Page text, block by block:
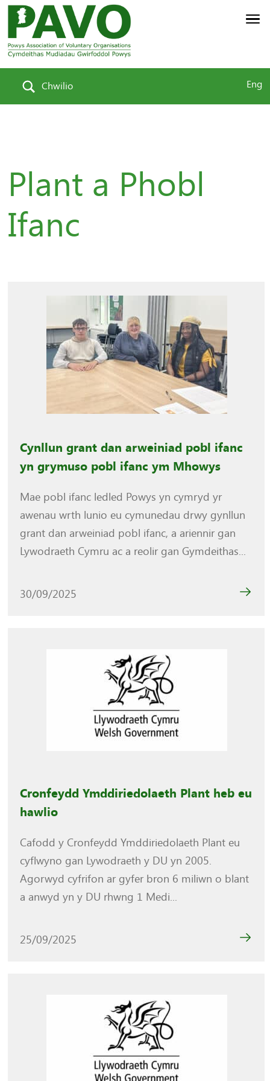
Chwilio Eng
Plant a Phobl
Ifanc
Cynllun grant dan arweiniad pobl ifanc
yn grymuso pobl ifanc ym Mhowys
Mae pobl ifanc ledled Powys yn cymryd yr
awenau wrth lunio eu cymunedau drwy gynllun
grant dan arweiniad pobl ifanc, a ariennir gan
Lywodraeth Cymru ac a reolir gan Gymdeithas...
30/09/2025
Cronfeydd Ymddiriedolaeth Plant heb eu
hawlio
Cafodd y Cronfeydd Ymddiriedolaeth Plant eu
cyflwyno gan Lywodraeth y DU yn 2005.
Agorwyd cyfrifon ar gyfer bron 6 miliwn o blant
a anwyd yn y DU rhwng 1 Medi...
25/09/2025